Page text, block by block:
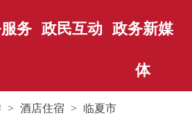
务 政民互动 政务新媒
体
> 酒店住宿 > 临夏市